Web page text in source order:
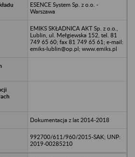
ESENCE System Sp. z o.o. -
Warszawa
EMIKS SKŁADNICA AKT Sp. z o.o.,
Lublin, ul. Mełgiewska 152, tel. 81
749 65 60; fax 81 749 65 61; e-mail:
emiks-lublin@op.pl; www.emiks.pl
Dokumentacja z lat 2014-2018
992700/611/960/2015-SAK; UNP:
2019-00285210